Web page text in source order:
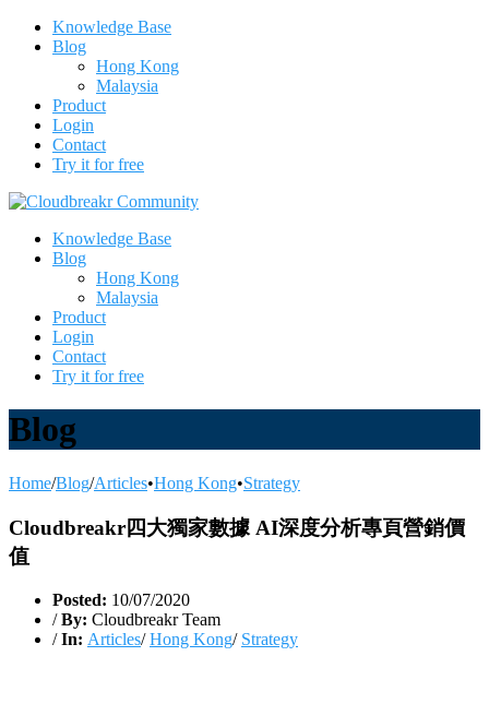
Knowledge Base
Blog
Hong Kong
Malaysia
Product
Login
Contact
Try it for free
Knowledge Base
Blog
Hong Kong
Malaysia
Product
Login
Contact
Try it for free
Blog
Home/Blog/Articles•Hong Kong•Strategy
Cloudbreakr四大獨家數據 AI深度分析專頁營銷價
值
Posted: 10/07/2020
/ By: Cloudbreakr Team
/ In: Articles/Hong Kong/ Strategy